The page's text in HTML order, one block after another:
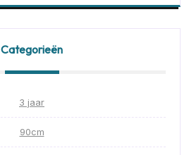
Categorieën
3 jaar
90cm